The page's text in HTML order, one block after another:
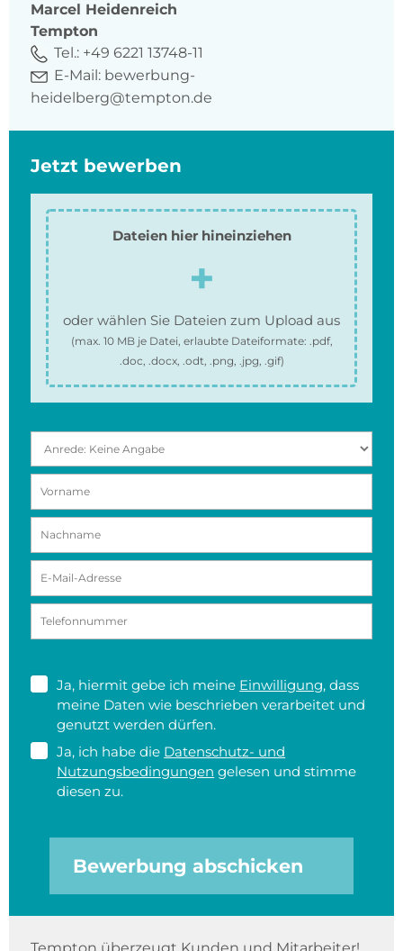
Marcel Heidenreich
Tempton
Tel.: +49 6221 13748-11
E-Mail: bewerbung-
heidelberg@tempton.de
Jetzt bewerben
Dateien hier hineinziehen
oder wählen Sie Dateien zum Upload aus
(max. 10 MBje Datei, erlaubte Dateiformate: .pdf,
.doc, .docx, .odt, .png, .jpg, .gif)
Ja, hiermit gebe ich meine Einwilligung, dass
meine Daten wie beschrieben verarbeitet und
genutzt werden dürfen.
Ja, ich habe die Datenschutz- und
Nutzungsbedingungen gelesen und stimme
diesen zu.
Bewerbung abschicken